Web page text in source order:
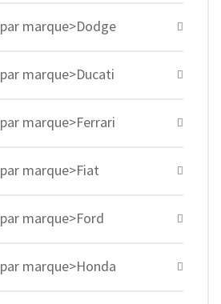
marque>Dodge
marque>Ducati
marque>Ferrari
marque>Fiat
marque>Ford
marque>Honda